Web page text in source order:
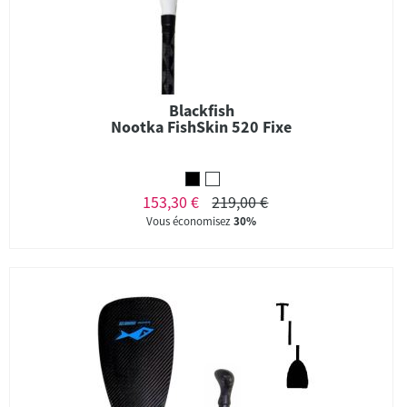
Blackfish
Nootka FishSkin 520 Fixe
153,30 € 219,00 €
Vous économisez30%